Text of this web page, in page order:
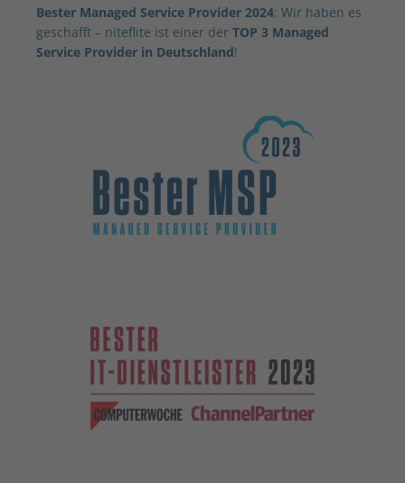
Bester Managed Service Provider 2024: Wir haben es
geschafft – niteflite ist einer der TOP 3 Managed
Service Provider in Deutschland!